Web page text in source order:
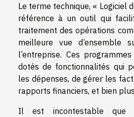
Le terme technique, « Logiciel
référence à un outil qui
traitement des opérations
meilleure vue d’ensemble
l’entreprise. Ces
dotés de fonctionnalités qui
les dépenses, de gérer les
rapports financiers, et bien
Il est incontestable que